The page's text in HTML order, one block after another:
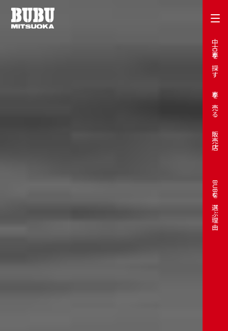
中古車を探す
車を売る
販売店
BUBUを選ぶ理由